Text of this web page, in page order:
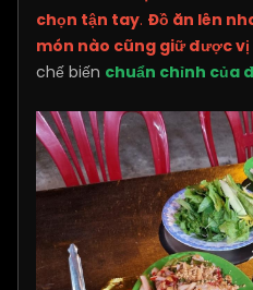
chọn tận tay. Đồ ăn lên
món nào cũng giữ được
chế biến chuẩn chỉnh của